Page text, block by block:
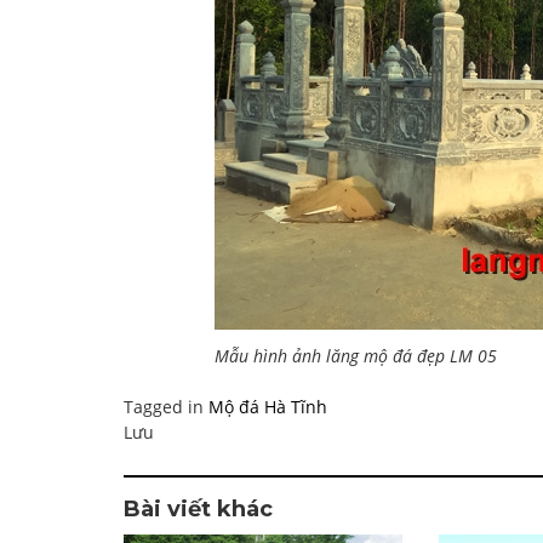
Mẫu hình ảnh lăng mộ đá đẹp LM 05
Tagged in Mộ đá Hà Tĩnh
Lưu
Bài viết khác